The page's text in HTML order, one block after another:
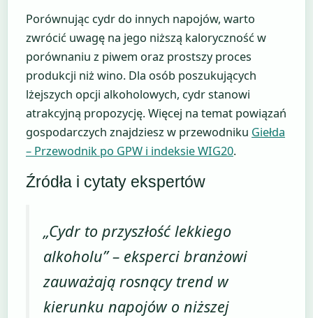
Porównując cydr do innych napojów, warto
zwrócić uwagę na jego niższą kaloryczność w
porównaniu z piwem oraz prostszy proces
produkcji niż wino. Dla osób poszukujących
lżejszych opcji alkoholowych, cydr stanowi
atrakcyjną propozycję. Więcej na temat powiązań
gospodarczych znajdziesz w przewodniku Giełda
– Przewodnik po GPW i indeksie WIG20.
Źródła i cytaty ekspertów
„Cydr to przyszłość lekkiego
alkoholu” – eksperci branżowi
zauważają rosnący trend w
kierunku napojów o niższej